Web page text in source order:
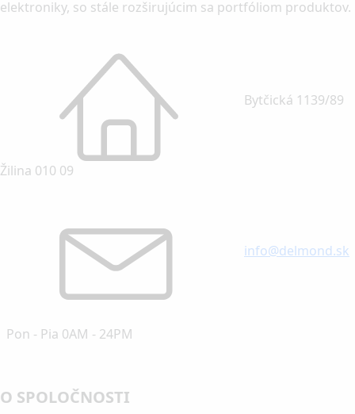
elektroniky, so stále rozširujúcim sa portfóliom produktov.
Bytčická 1139/89
Žilina 010 09
info@delmond.sk
Pon - Pia 0AM - 24PM
O SPOLOČNOSTI